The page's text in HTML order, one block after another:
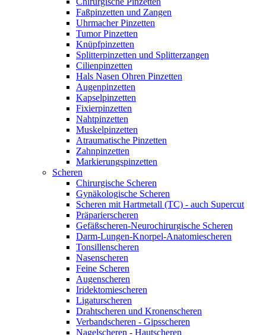
Faßpinzetten und Zangen
Uhrmacher Pinzetten
Tumor Pinzetten
Knüpfpinzetten
Splitterpinzetten und Splitterzangen
Cilienpinzetten
Hals Nasen Ohren Pinzetten
Augenpinzetten
Kapselpinzetten
Fixierpinzetten
Nahtpinzetten
Muskelpinzetten
Atraumatische Pinzetten
Zahnpinzetten
Markierungspinzetten
Scheren
Chirurgische Scheren
Gynäkologische Scheren
Scheren mit Hartmetall (TC) - auch Supercut
Präparierscheren
Gefäßscheren-Neurochirurgische Scheren
Darm-Lungen-Knorpel-Anatomiescheren
Tonsillenscheren
Nasenscheren
Feine Scheren
Augenscheren
Iridektomiescheren
Ligaturscheren
Drahtscheren und Kronenscheren
Verbandscheren - Gipsscheren
Nagelscheren - Hautscheren